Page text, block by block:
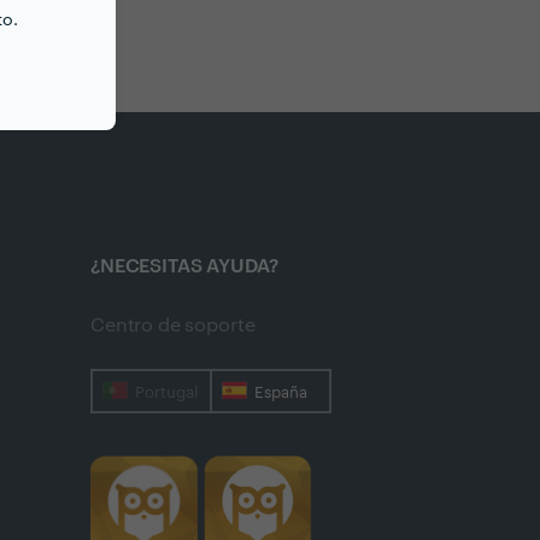
¿NECESITAS AYUDA?
Centro de soporte
Portugal España